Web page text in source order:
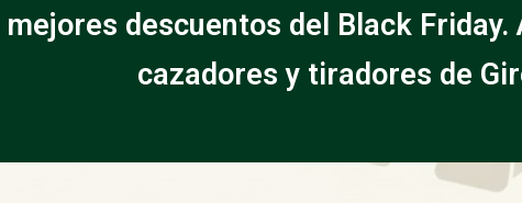
mejores descuentos del Black
cazadores y tiradores de